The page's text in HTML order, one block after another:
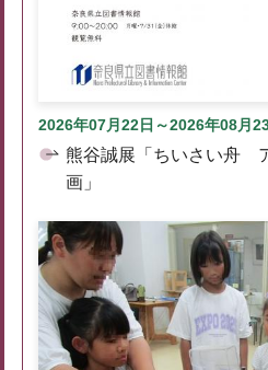
2026年07月22日～2026年08月
熊谷誠展「ちいさい舟
画」